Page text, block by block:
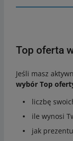
Top oferta
Jeśli masz
wybór Top
liczbę
ile wynosi
jak